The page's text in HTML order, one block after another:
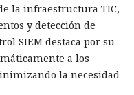
la infraestructura TIC,
y detección de
SIEM destaca por su
a los
la necesidad